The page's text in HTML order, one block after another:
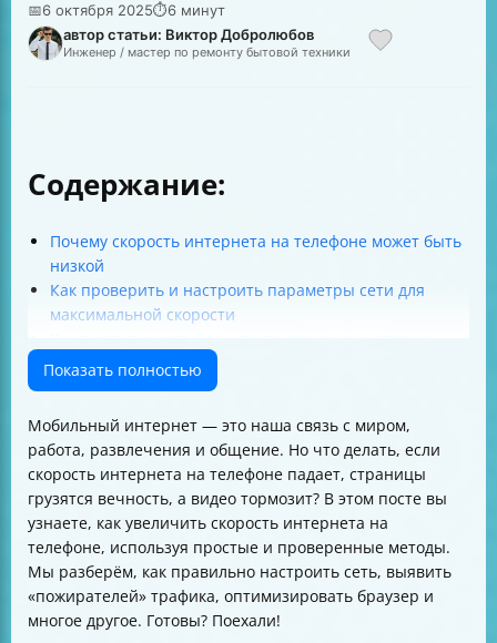
📅6 октября 2025⏱6 минут
автор статьи: Виктор Добролюбов
Инженер / мастер по ремонту бытовой техники
Содержание:
Почему скорость интернета на телефоне может быть
низкой
Как проверить и настроить параметры сети для
максимальной скорости
«пожирают» трафик
Очистка кэша и данных приложений для ускорения
Настройка VPN для ускорения интернет-трафика
Оптимизация браузера для быстрой загрузки
страниц
Обновление системы и приложений — залог
стабильной скорости
Использование Lite-версий приложений
Проверка телефона на вирусы и безопасность
Дополнительные советы для улучшения скорости
интернета
Показать полностью
Мобильный интернет — это наша связь с миром,
работа, развлечения и общение. Но что делать, если
скорость интернета на телефоне падает, страницы
грузятся вечность, а видео тормозит? В этом посте вы
узнаете, как увеличить скорость интернета на
телефоне, используя простые и проверенные методы.
Мы разберём, как правильно настроить сеть, выявить
«пожирателей» трафика, оптимизировать браузер и
многое другое. Готовы? Поехали!